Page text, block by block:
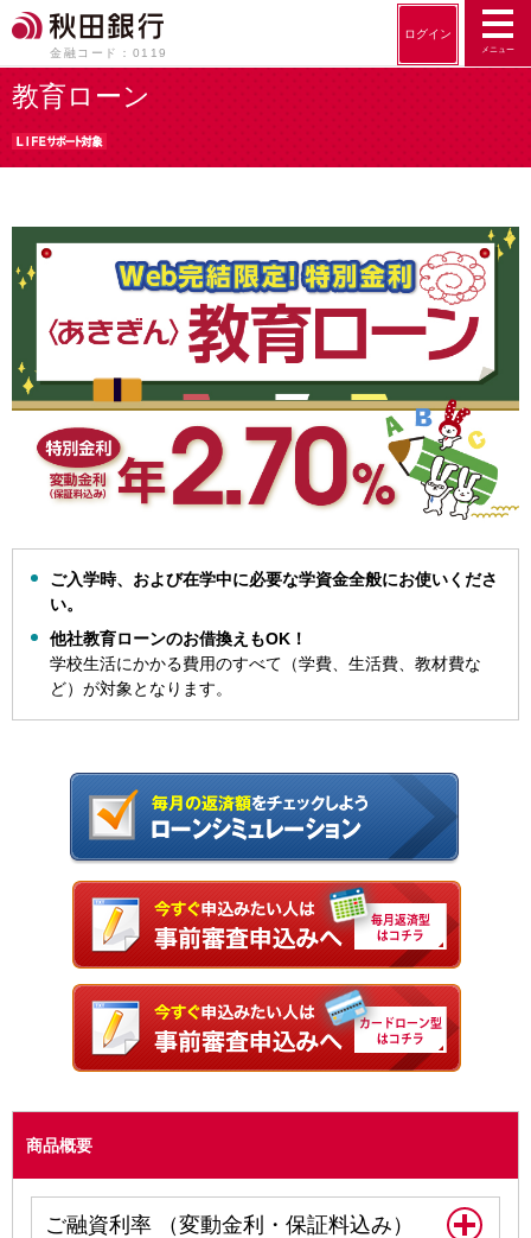
メニュー
ログイン
金融コード：0119
教育ローン
ご入学時、および在学中に必要な学資金全般にお使いくださ
い。
他社教育ローンのお借換えもOK！
学校生活にかかる費用のすべて（学費、生活費、教材費な
ど）が対象となります。
商品概要
ご融資利率 （変動金利・保証料込み）